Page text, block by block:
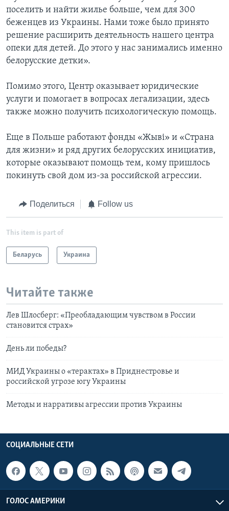
поселить и найти жилье больше, чем для 300
беженцев из Украины. Нами тоже было принято
решение расширить деятельность нашего центра
опеки для детей. До этого у нас занимались именно
белорусские детки».
Помимо этого, Центр оказывает юридические
услуги и помогает в вопросах легализации, здесь
также можно получить психологическую помощь.
Еще в Польше работают фонды «Жывi» и «Страна
для жизни» и ряд других белорусских инициатив,
которые оказывают помощь тем, кому пришлось
покинуть свой дом из-за российской агрессии.
Поделиться Follow us
This item is part of
Беларусь Украина
Читайте также
Лев Шлосберг: «Преобладающим чувством в России
становится страх»
День ли победы?
МИД Украины о «терактах» в Приднестровье и
российской угрозе югу Украины
Методы и нарративы агрессии против Украины
СОЦИАЛЬНЫЕ СЕТИ
ГОЛОС АМЕРИКИ